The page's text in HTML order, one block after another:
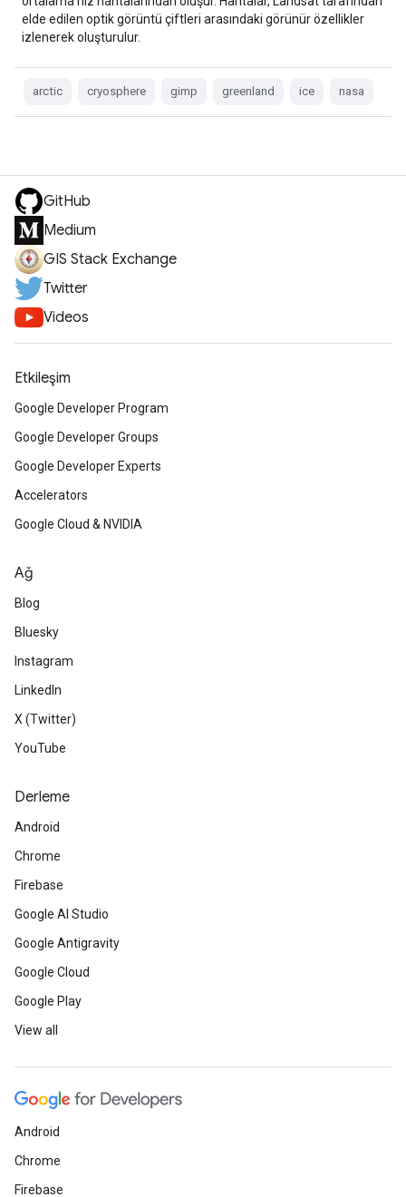
elde edilen optik görüntü çiftleri arasındaki görünür özellikler
izlenerek oluşturulur.
arctic cryosphere gimp greenland ice nasa
GitHub
Medium
GIS Stack Exchange
Twitter
Videos
Etkileşim
Google Developer Program
Google Developer Groups
Google Developer Experts
Accelerators
Google Cloud & NVIDIA
Ağ
Blog
Bluesky
Instagram
LinkedIn
X (Twitter)
YouTube
Derleme
Android
Chrome
Firebase
Google AI Studio
Google Antigravity
Google Cloud
Google Play
View all
Android
Chrome
Firebase